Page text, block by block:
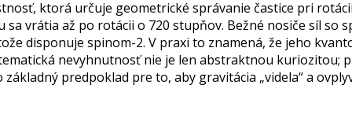
ktorá určuje geometrické správanie častice pri
vrátia až po rotácii o 720 stupňov. Bežné nosiče síl so
disponuje spinom-2. V praxi to znamená, že jeho
nevyhnutnosť nie je len abstraktnou kuriozitou;
predpoklad pre to, aby gravitácia „videla“ a